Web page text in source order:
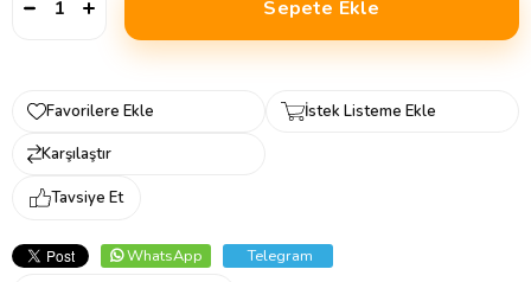
Favorilere Ekle
İstek Listeme Ekle
Karşılaştır
Tavsiye Et
WhatsApp
Telegram